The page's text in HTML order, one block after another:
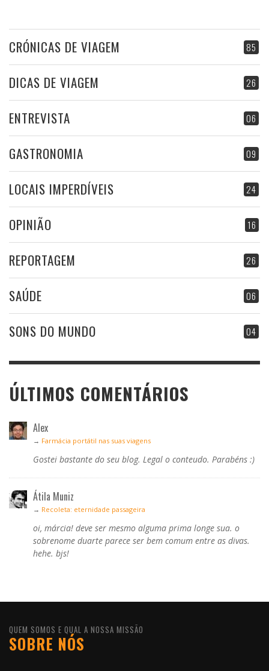
85
CRÓNICAS DE VIAGEM
26
DICAS DE VIAGEM
06
ENTREVISTA
09
GASTRONOMIA
24
LOCAIS IMPERDÍVEIS
16
OPINIÃO
26
REPORTAGEM
06
SAÚDE
04
SONS DO MUNDO
ÚLTIMOS COMENTÁRIOS
Alex
→ Farmácia portátil nas suas viagens
Gostei bastante do seu blog. Legal o conteudo. Parabéns :)
Átila Muniz
→ Recoleta: eternidade passageira
oi, márcia! deve ser mesmo alguma prima longe sua. o
sobrenome duarte parece ser bem comum entre as divas.
hehe. bjs!
QUEM SOMOS E QUAL A NOSSA MISSÃO
SOBRE NÓS